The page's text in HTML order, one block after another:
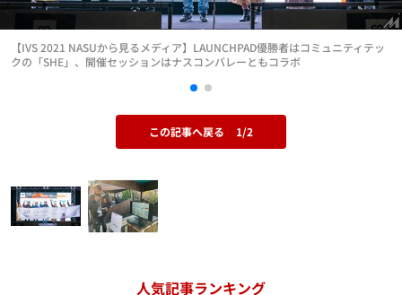
【IVS 2021 NASUから見るメディア】LAUNCHPAD優勝者はコミュニティテッ
クの「SHE」、開催セッションはナスコンバレーともコラボ
この記事へ戻る 1/2
人気記事ランキング